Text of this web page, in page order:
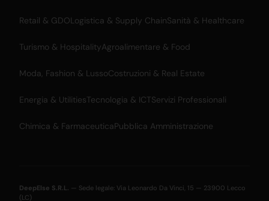
Retail & GDOLogistica & Supply ChainSanità & Healthcare
Turismo & HospitalityAgroalimentare & Food
Moda, Fashion & LussoCostruzioni & Real Estate
Energia & UtilitiesTecnologia & ICTServizi Professionali
Chimica & FarmaceuticaPubblica Amministrazione
DeepElse S.R.L. — Sede legale: Via Leonardo Da Vinci, 15 — 23900 Lecco
(LC)